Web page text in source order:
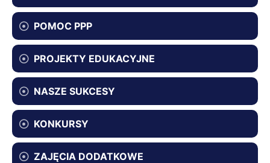
POMOC PPP
PROJEKTY EDUKACYJNE
NASZE SUKCESY
KONKURSY
ZAJĘCIA DODATKOWE